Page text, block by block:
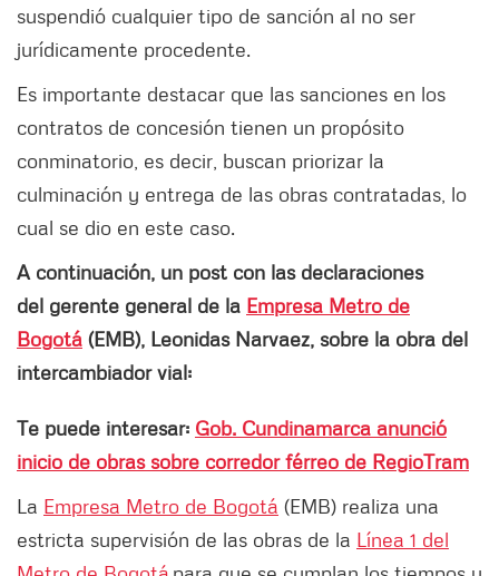
suspendió cualquier tipo de sanción al no ser
jurídicamente procedente.
Es importante destacar que las sanciones en los
contratos de concesión tienen un propósito
conminatorio, es decir, buscan priorizar la
culminación y entrega de las obras contratadas, lo
cual se dio en este caso.
A continuación, un post con las declaraciones
del gerente general de la Empresa Metro de
Bogotá (EMB), Leonidas Narvaez, sobre la obra del
intercambiador vial:
Te puede interesar: Gob. Cundinamarca anunció
inicio de obras sobre corredor férreo de RegioTram
La Empresa Metro de Bogotá (EMB) realiza una
estricta supervisión de las obras de la Línea 1 del